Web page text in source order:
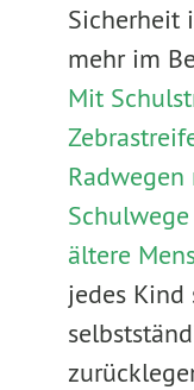
Sicherheit
mehr im
Mit
ältere
jedes Kind